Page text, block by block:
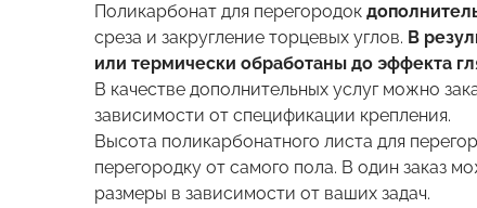
Поликарбонат для перегородок
среза и закругление торцевых углов. В
или термически обработаны до эффекта
В качестве дополнительных услуг можно
зависимости от спецификации крепления.
Высота поликарбонатного листа для
перегородку от самого пола. В один заказ
размеры в зависимости от ваших задач.